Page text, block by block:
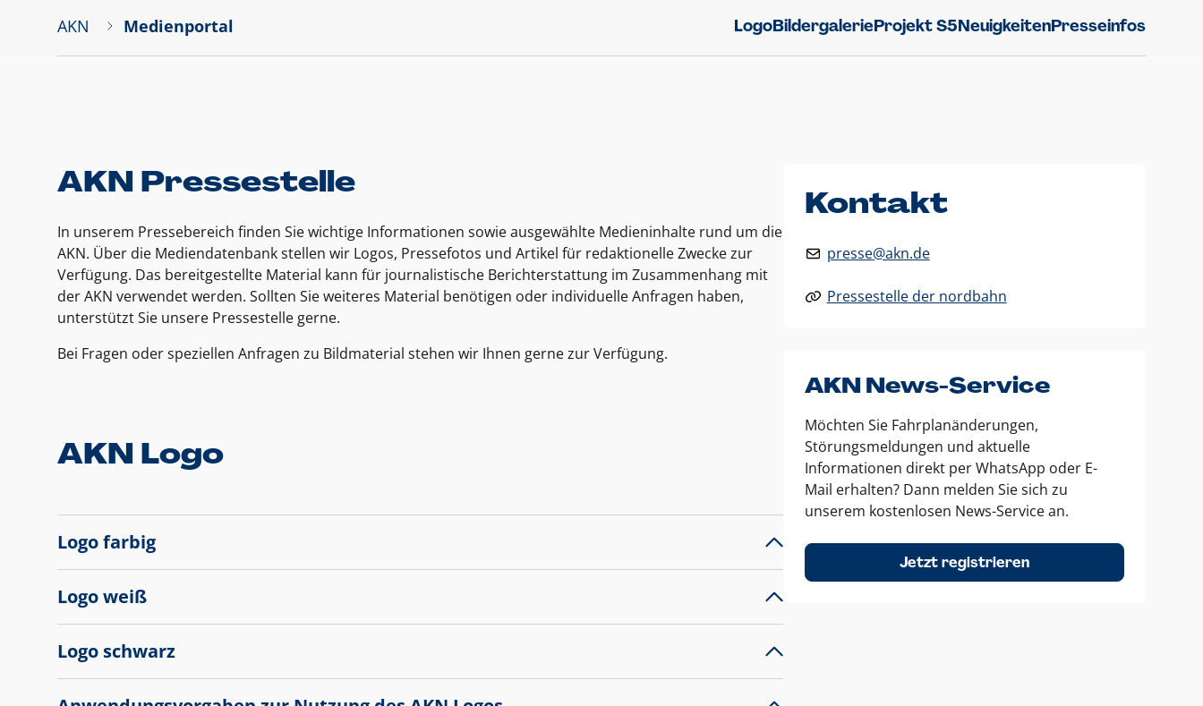
AKN Medienportal LogoBildergalerieProjekt S5NeuigkeitenPresseinfos
AKN Pressestelle
In unserem Pressebereich finden Sie wichtige Informationen sowie ausgewählte Medieninhalte rund um die
AKN. Über die Mediendatenbank stellen wir Logos, Pressefotos und Artikel für redaktionelle Zwecke zur
Verfügung. Das bereitgestellte Material kann für journalistische Berichterstattung im Zusammenhang mit
der AKN verwendet werden. Sollten Sie weiteres Material benötigen oder individuelle Anfragen haben,
unterstützt Sie unsere Pressestelle gerne.
Bei Fragen oder speziellen Anfragen zu Bildmaterial stehen wir Ihnen gerne zur Verfügung.
AKN Logo
Logo farbig
Logo weiß
Logo schwarz
Kontakt
presse@akn.de
Pressestelle der nordbahn
AKN News-Service
Möchten Sie Fahrplanänderungen,
Störungsmeldungen und aktuelle
Informationen direkt per WhatsApp oder E-
Mail erhalten? Dann melden Sie sich zu
unserem kostenlosen News-Service an.
Jetzt registrieren